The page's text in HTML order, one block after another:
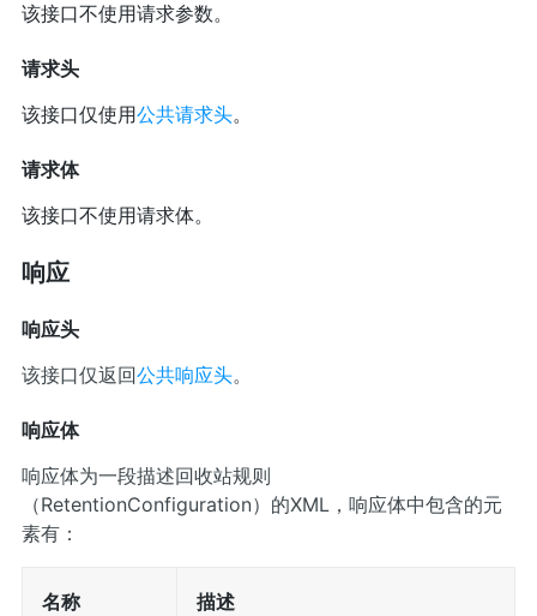
该接口不使用请求参数。
请求头
该接口仅使用公共请求头。
请求体
该接口不使用请求体。
响应
响应头
该接口仅返回公共响应头。
响应体
响应体为一段描述回收站规则
（RetentionConfiguration）的XML，响应体中包含的元
素有：
名称 描述